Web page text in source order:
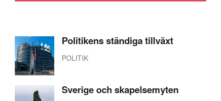
Politikens ständiga tillväxt
POLITIK
Sverige och skapelsemyten